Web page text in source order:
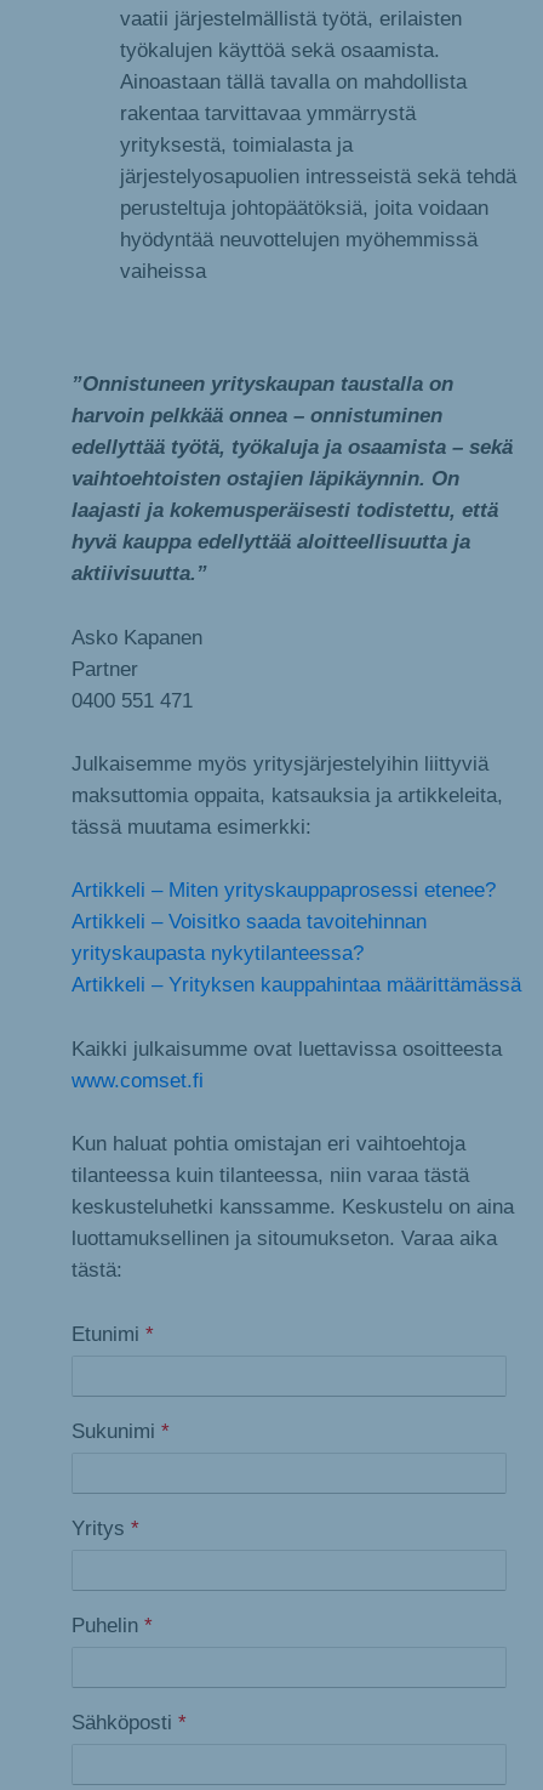
vaatii järjestelmällistä työtä, erilaisten
työkalujen käyttöä sekä osaamista.
Ainoastaan tällä tavalla on mahdollista
rakentaa tarvittavaa ymmärrystä
yrityksestä, toimialasta ja
järjestelyosapuolien intresseistä sekä tehdä
perusteltuja johtopäätöksiä, joita voidaan
hyödyntää neuvottelujen myöhemmissä
vaiheissa
”Onnistuneen yrityskaupan taustalla on
harvoin pelkkää onnea – onnistuminen
edellyttää työtä, työkaluja ja osaamista – sekä
vaihtoehtoisten ostajien läpikäynnin. On
laajasti ja kokemusperäisesti todistettu, että
hyvä kauppa edellyttää aloitteellisuutta ja
aktiivisuutta.”
Asko Kapanen
Partner
0400 551 471
Julkaisemme myös yritysjärjestelyihin liittyviä
maksuttomia oppaita, katsauksia ja artikkeleita,
tässä muutama esimerkki:
Artikkeli – Miten yrityskauppaprosessi etenee?
Artikkeli – Voisitko saada tavoitehinnan
yrityskaupasta nykytilanteessa?
Artikkeli – Yrityksen kauppahintaa määrittämässä
Kaikki julkaisumme ovat luettavissa osoitteesta
www.comset.fi
Kun haluat pohtia omistajan eri vaihtoehtoja
tilanteessa kuin tilanteessa, niin varaa tästä
keskusteluhetki kanssamme. Keskustelu on aina
luottamuksellinen ja sitoumukseton. Varaa aika
tästä:
Etunimi *
Sukunimi *
Yritys *
Puhelin *
Sähköposti *